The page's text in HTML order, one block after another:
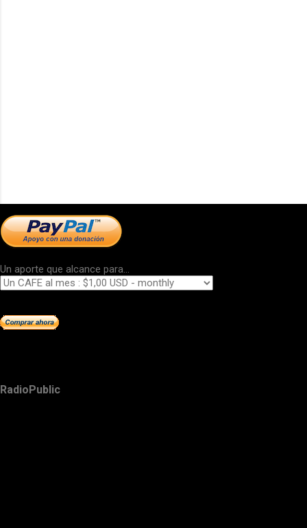
Un aporte que alcance para...
RadioPublic